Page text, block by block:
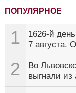
ПОПУЛЯРНОЕ
1
1626-й
7 августа.
2
Во
выгнали из